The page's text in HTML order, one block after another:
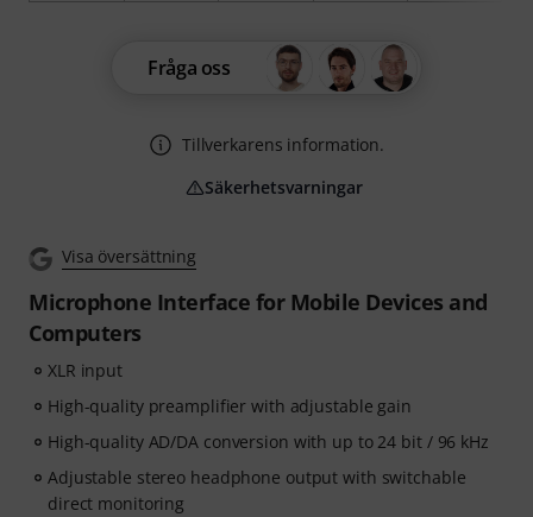
Visa översättning
Microphone Interface for Mobile Devices and
Computers
XLR input
High-quality preamplifier with adjustable gain
High-quality AD/DA conversion with up to 24 bit / 96 kHz
Adjustable stereo headphone output with switchable
direct monitoring
Fråga oss
Tillverkarens information.
Säkerhetsvarningar